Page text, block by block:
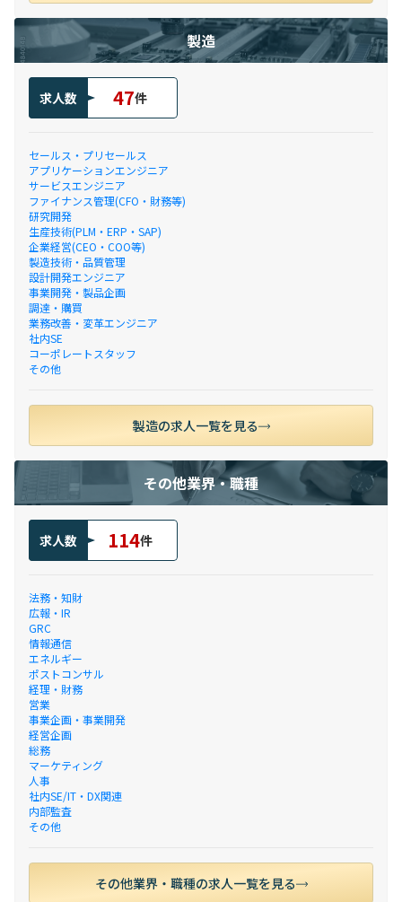
製造
求人数 47件
セールス・プリセールス
アプリケーションエンジニア
サービスエンジニア
ファイナンス管理(CFO・財務等)
研究開発
生産技術(PLM・ERP・SAP)
企業経営(CEO・COO等)
製造技術・品質管理
設計開発エンジニア
事業開発・製品企画
調達・購買
業務改善・変革エンジニア
社内SE
コーポレートスタッフ
その他
製造の求人一覧を見る
その他業界・職種
求人数 114件
法務・知財
広報・IR
GRC
情報通信
エネルギー
ポストコンサル
経理・財務
営業
事業企画・事業開発
経営企画
総務
マーケティング
人事
社内SE/IT・DX関連
内部監査
その他
その他業界・職種の求人一覧を見る